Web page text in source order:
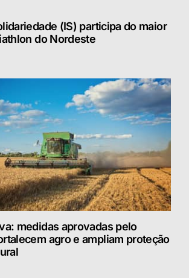
(IS) participa do maior
do Nordeste
medidas aprovadas pelo
agro e ampliam proteção